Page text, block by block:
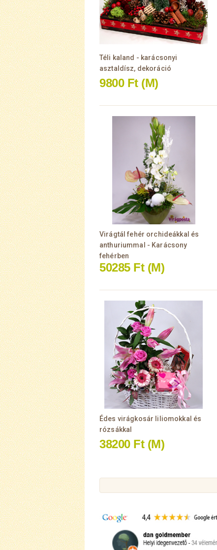
Téli kaland - karácsonyi
asztaldísz, dekoráció
9800 Ft (M)
Virágtál fehér orchideákkal és
anthuriummal - Karácsony
fehérben
50285 Ft (M)
Édes virágkosár liliomokkal és
rózsákkal
38200 Ft (M)